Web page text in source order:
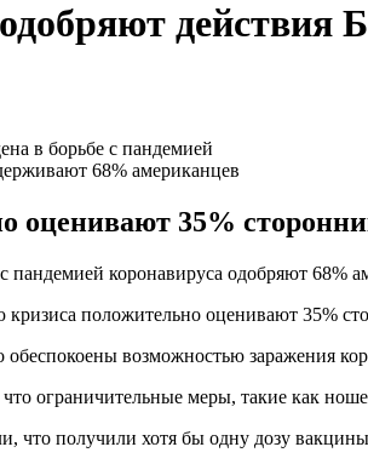
действия
68% американцев
оценивают 35%
коронавируса одобряют 68%
положительно оценивают 35%
возможностью заражения
ограничительные меры, такие как
что получили хотя бы одну дозу